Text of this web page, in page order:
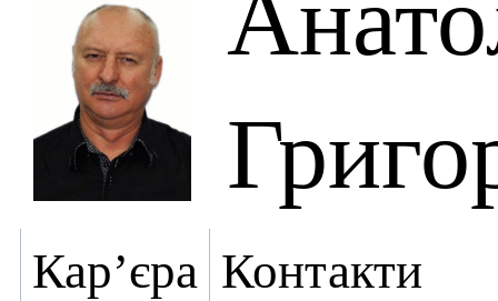
Кар’єра Контакти